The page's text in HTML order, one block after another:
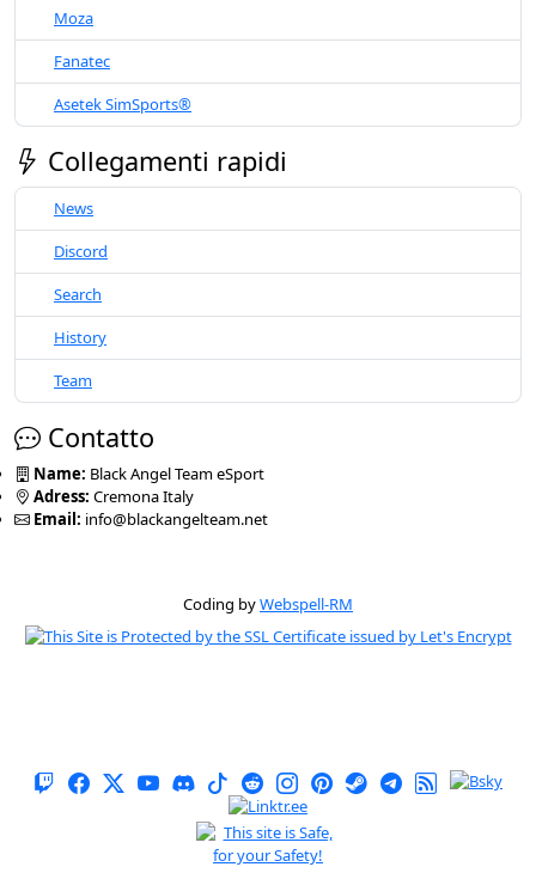
Moza
Fanatec
Asetek SimSports®
Collegamenti rapidi
News
Discord
Search
History
Team
Contatto
Name: Black Angel Team eSport
Adress: Cremona Italy
Email: info@blackangelteam.net
Coding byWebspell-RM